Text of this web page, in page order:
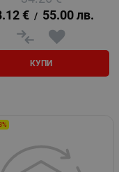
€ / 55.00 лв.
КУПИ